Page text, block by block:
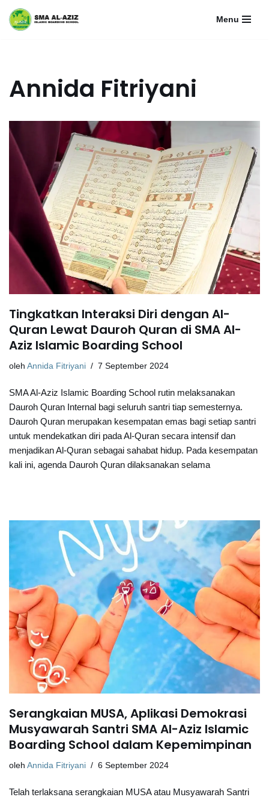
Lompat
Menu
Annida Fitriyani
Tingkatkan Interaksi Diri dengan Al-
Quran Lewat Dauroh Quran di SMA Al-
Aziz Islamic Boarding School
oleh Annida Fitriyani 7 September 2024
SMA Al-Aziz Islamic Boarding School rutin melaksanakan
Dauroh Quran Internal bagi seluruh santri tiap semesternya.
Dauroh Quran merupakan kesempatan emas bagi setiap santri
untuk mendekatkan diri pada Al-Quran secara intensif dan
menjadikan Al-Quran sebagai sahabat hidup. Pada kesempatan
kali ini, agenda Dauroh Quran dilaksanakan selama
Serangkaian MUSA, Aplikasi Demokrasi
Musyawarah Santri SMA Al-Aziz Islamic
Boarding School dalam Kepemimpinan
oleh Annida Fitriyani 6 September 2024
Telah terlaksana serangkaian MUSA atau Musyawarah Santri